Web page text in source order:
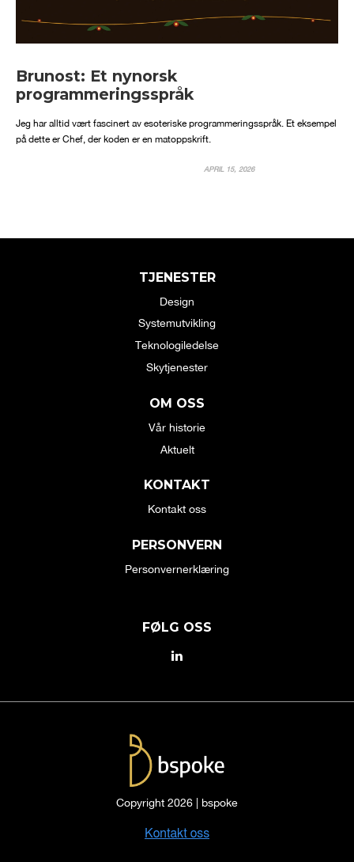
Brunost: Et nynorsk
programmeringsspråk
Jeg har alltid vært fascinert av esoteriske programmeringsspråk. Et eksempel
på dette er Chef, der koden er en matoppskrift.
APRIL 15, 2026
TJENESTER
Design
Systemutvikling
Teknologiledelse
Skytjenester
OM OSS
Vår historie
Aktuelt
KONTAKT
Kontakt oss
PERSONVERN
Personvernerklæring
FØLG OSS
Copyright 2026 | bspoke